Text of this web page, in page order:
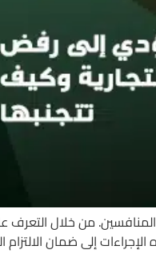
من خلال
إلى ضمان